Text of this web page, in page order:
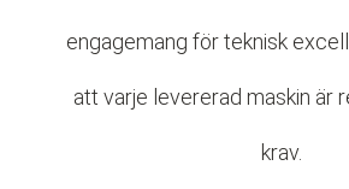
engagemang för teknisk
att varje levererad maskin är
krav.